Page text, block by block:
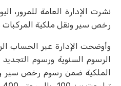
نشرت الإدارة العامة للمرور،
رخص سير ونقل ملكية المركبات
وأوضحت الإدارة عبر الحساب
الرسوم السنوية ورسوم
الملكية ضمن رسوم رخص سير